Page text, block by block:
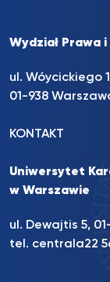
Wydział Prawa
ul. Wóycickiego
01-938
KONTAKT
Uniwersytet
w Warszawie
ul. Dewajtis 5,
tel. centrala22